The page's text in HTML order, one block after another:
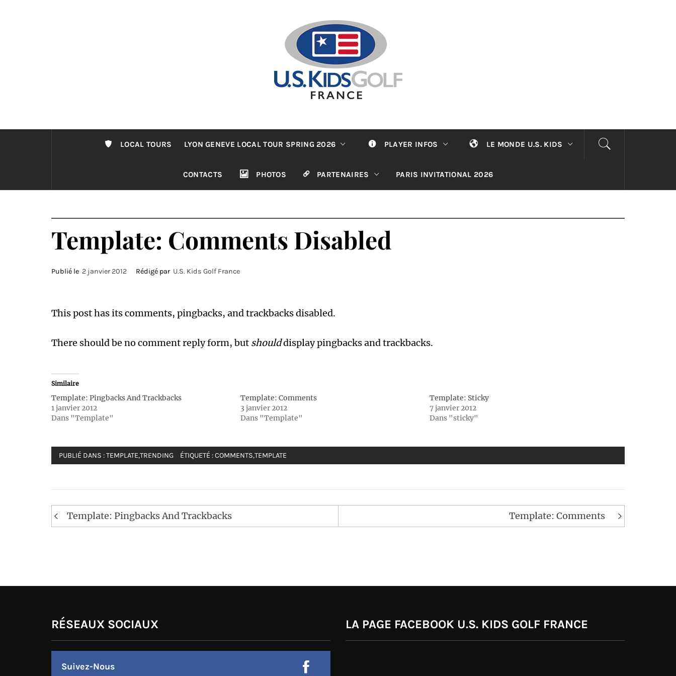
LOCAL TOURS LYON GENEVE LOCAL TOUR SPRING 2026 PLAYER INFOS LE MONDE U.S. KIDS
CONTACTS PHOTOS PARTENAIRES PARIS INVITATIONAL 2026
Template: Comments Disabled
Publié le 2 janvier 2012 Rédigé par U.S. Kids Golf France
This post has its comments, pingbacks, and trackbacks disabled.
There should be no comment reply form, but shoulddisplay pingbacks and trackbacks.
Similaire
Template: Pingbacks And Trackbacks
1 janvier 2012
Dans "Template"
Template: Comments
3 janvier 2012
Dans "Template"
Template: Sticky
7 janvier 2012
Dans "sticky"
PUBLIÉ DANS :TEMPLATE,TRENDING ÉTIQUETÉ :COMMENTS,TEMPLATE
Navigation
de
Template: Pingbacks And Trackbacks Template: Comments
RÉSEAUX SOCIAUX
Suivez-Nous
LA PAGE FACEBOOK U.S. KIDS GOLF FRANCE